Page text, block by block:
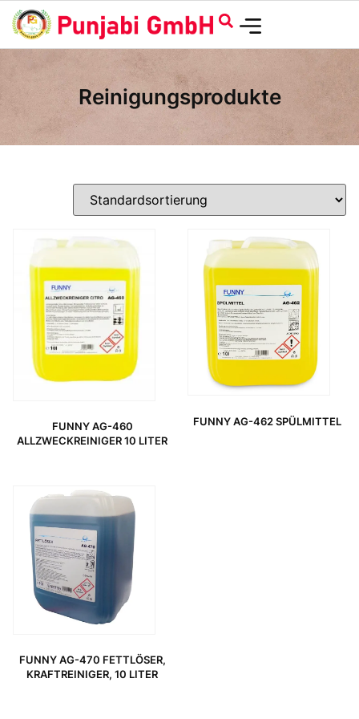
Reinigungsprodukte
FUNNY AG-460
ALLZWECKREINIGER 10 LITER
FUNNY AG-462 SPÜLMITTEL
FUNNY AG-470 FETTLÖSER,
KRAFTREINIGER, 10 LITER